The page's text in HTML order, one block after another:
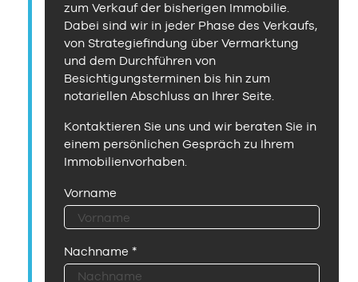
zum Verkauf der bisherigen Immobilie.
Dabei sind wir in jeder Phase des Verkaufs,
von Strategiefindung über Vermarktung
und dem Durchführen von
Besichtigungsterminen bis hin zum
notariellen Abschluss an Ihrer Seite.
Kontaktieren Sie uns und wir beraten Sie in
einem persönlichen Gespräch zu Ihrem
Immobilienvorhaben.
Vorname
Nachname *